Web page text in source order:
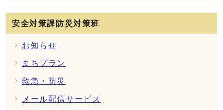
安全対策課防災対策班
お知らせ
まちプラン
救急・防災
メール配信サービス